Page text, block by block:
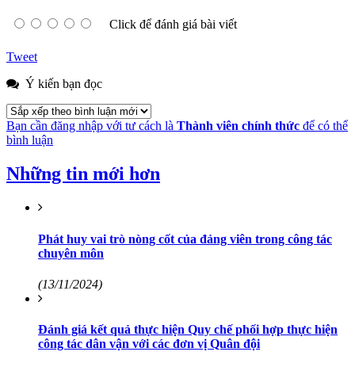
Click để đánh giá bài viết
Tweet
Ý kiến bạn đọc
Bạn cần đăng nhập với tư cách là Thành viên chính thức để có thể
bình luận
Những tin mới hơn
Phát huy vai trò nòng cốt của đảng viên trong công tác
chuyên môn
(13/11/2024)
Đánh giá kết quả thực hiện Quy chế phối hợp thực hiện
công tác dân vận với các đơn vị Quân đội